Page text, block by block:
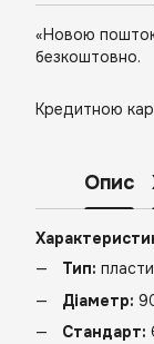
«Новою
безкоштовно.
Кредитною
Опис
Тип:
Діаметр:
Стандарт: